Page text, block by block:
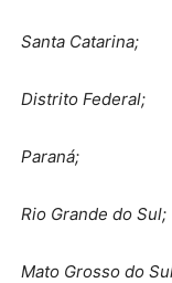
Santa Catarina;
Distrito Federal;
Paraná;
Rio Grande do Sul;
Mato Grosso do